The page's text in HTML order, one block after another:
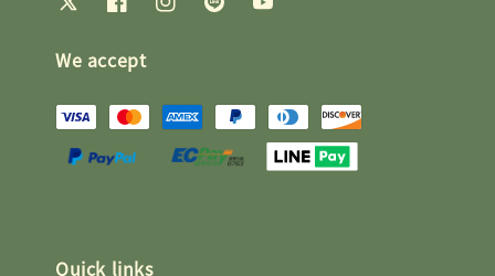
We accept
Quick links